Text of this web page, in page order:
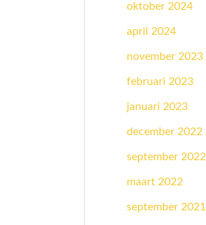
oktober 2024
april 2024
november 2023
februari 2023
januari 2023
december 2022
september 2022
maart 2022
september 2021